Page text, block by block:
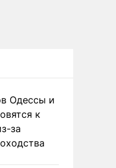
Одессы и
к
за